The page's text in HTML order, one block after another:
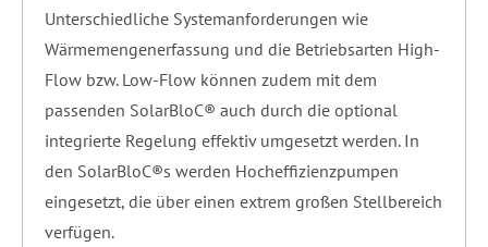
Unterschiedliche Systemanforderungen wie
Wärmemengenerfassung und die Betriebsarten High-
Flow bzw. Low-Flow können zudem mit dem
passenden SolarBloC® auch durch die optional
integrierte Regelung effektiv umgesetzt werden. In
den SolarBloC®s werden Hocheffizienzpumpen
eingesetzt, die über einen extrem großen Stellbereich
verfügen.